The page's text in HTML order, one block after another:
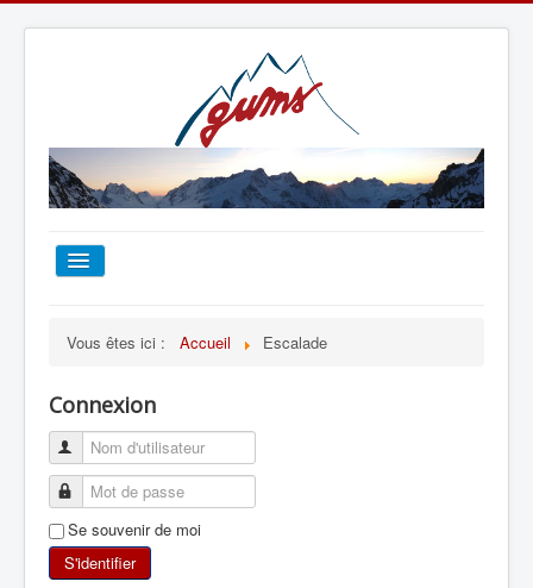
ESCALADE
ALPINISME
SKI DE RANDONNÉE
Vous êtes ici : Accueil Escalade
Connexion
Se souvenir de moi
S'identifier